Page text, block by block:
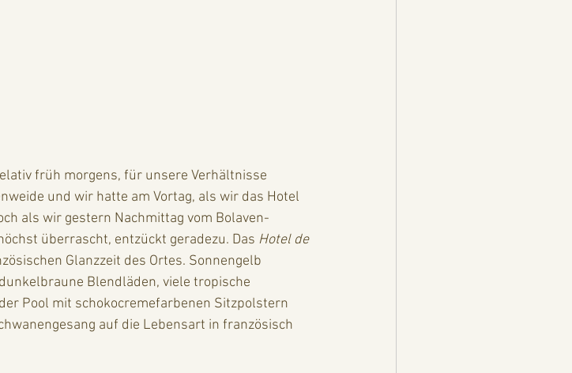
früh morgens, für unsere Verhältnisse
und wir hatte am Vortag, als wir das Hotel
als wir gestern Nachmittag vom Bolaven-
überrascht, entzückt geradezu. Das Hotel de
Glanzzeit des Ortes. Sonnengelb
Blendläden, viele tropische
Pool mit schokocremefarbenen Sitzpolstern
auf die Lebensart in französisch